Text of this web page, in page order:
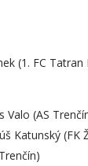
(1. FC
Valo (AS
Katunský (FK